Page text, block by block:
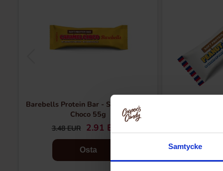
Samtycke
Barebells Protein Bar - Soft Caramel
Choco 55g
3.48 EUR 2.91 EUR
Osta